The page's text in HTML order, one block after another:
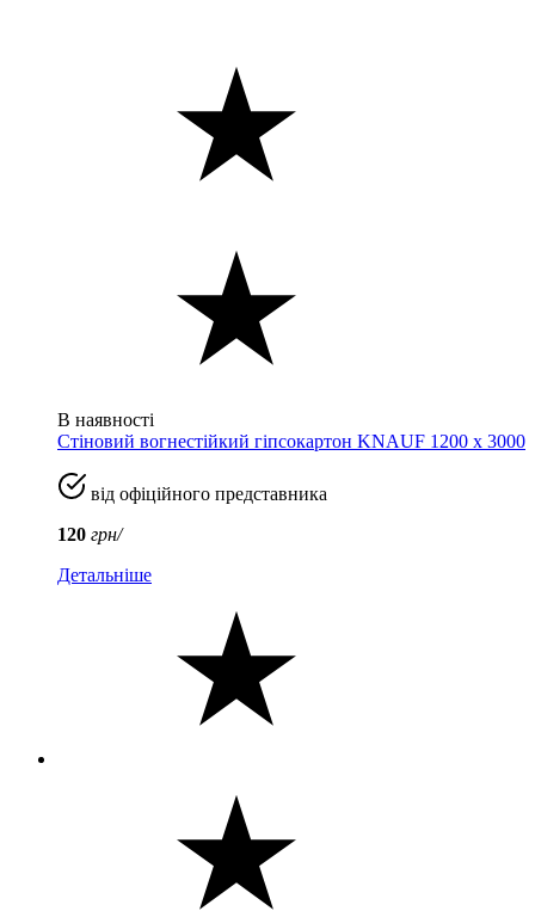
В наявності
Стіновий вогнестійкий гіпсокартон KNAUF 1200 х 3000
від офіційного представника
120 грн/
Детальніше